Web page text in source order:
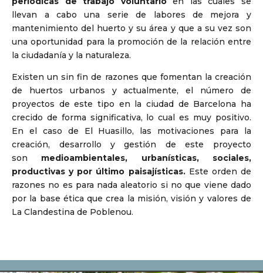
llevan a cabo una serie de labores de mejora y
mantenimiento del huerto y su área y que a su vez son
una oportunidad para la promoción de la relación entre
la ciudadanía y la naturaleza.
Existen un sin fin de razones que fomentan la creación
de huertos urbanos y actualmente, el número de
proyectos de este tipo en la ciudad de Barcelona ha
crecido de forma significativa, lo cual es muy positivo.
En el caso de El Huasillo, las motivaciones para la
creación, desarrollo y gestión de este proyecto
son medioambientales, urbanísticas, sociales,
productivas y por último paisajísticas.Este orden de
razones no es para nada aleatorio si no que viene dado
por la base ética que crea la misión, visión y valores de
La Clandestina de Poblenou.